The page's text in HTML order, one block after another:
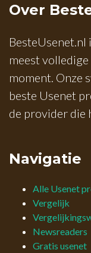
Over
meest
moment. Onze
beste Usenet
de provider die
Navigatie
Alle Usenet
Vergelijk
Newsreaders
Gratis usenet